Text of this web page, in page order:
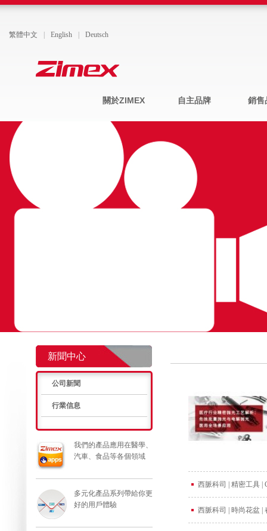
繁體中文 English Deutsch
關於ZIMEX 自主品牌 銷售
新聞中心
公司新聞
行業信息
我們的產品應用在醫學、
汽車、食品等各個領域
多元化產品系列帶給你更
好的用戶體驗
西脈科司 | 精密工具 |
西脈科司 | 時尚花盆 |